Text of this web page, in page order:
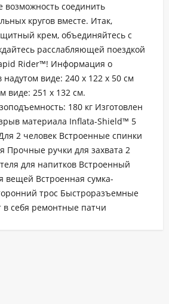
возможность соединить
кругов вместе. Итак,
крем, объединяйтесь с
расслабляющей поездкой
Rider™! Информация о
надутом виде: 240 х 122 х 50 см
виде: 251 х 132 см.
180 кг Изготовлен
материала Inflata-Shield™ 5
2 человек Встроенные спинки
Прочные ручки для захвата 2
для напитков Встроенный
вещей Встроенная сумка-
трос Быстроразъемные
себя ремонтные патчи